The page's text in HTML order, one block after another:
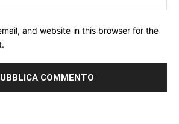
and website in this browser for the